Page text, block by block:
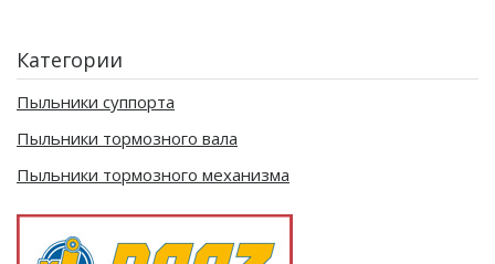
Категории
Пыльники суппорта
Пыльники тормозного вала
Пыльники тормозного механизма